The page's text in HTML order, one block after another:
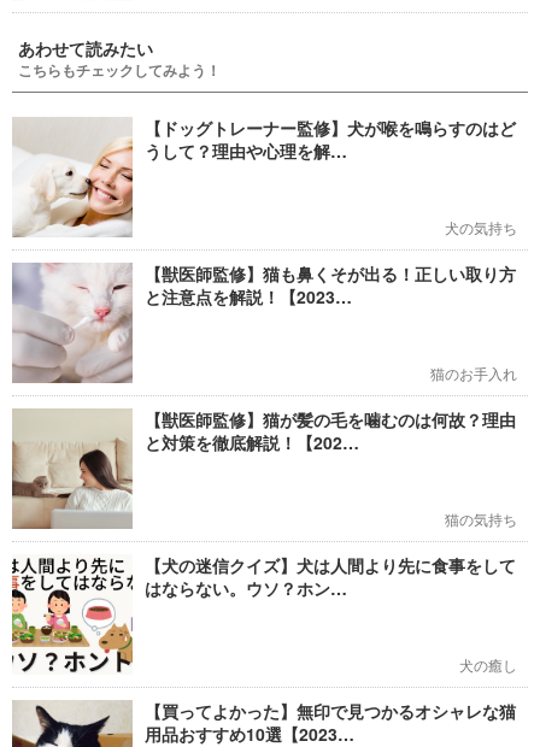
あわせて読みたい
こちらもチェックしてみよう！
【ドッグトレーナー監修】犬が喉を鳴らすのはど
うして？理由や心理を解…
犬の気持ち
【獣医師監修】猫も鼻くそが出る！正しい取り方
と注意点を解説！【2023…
猫のお手入れ
【獣医師監修】猫が髪の毛を噛むのは何故？理由
と対策を徹底解説！【202…
猫の気持ち
【犬の迷信クイズ】犬は人間より先に食事をして
はならない。ウソ？ホン…
犬の癒し
【買ってよかった】無印で見つかるオシャレな猫
用品おすすめ10選【2023…